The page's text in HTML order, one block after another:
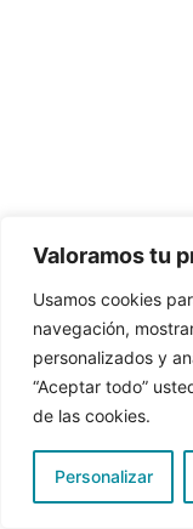
Valoramos tu
Usamos cookies
navegación,
personalizados y
“Aceptar todo”
de las cookies.
Personalizar